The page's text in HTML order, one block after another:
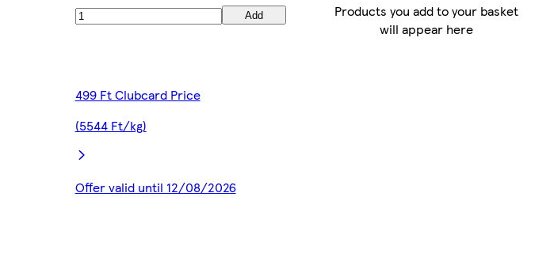
Add
499 Ft Clubcard Price
(5544 Ft/kg)
Offer valid until 12/08/2026
Products you add to your basket
will appear here